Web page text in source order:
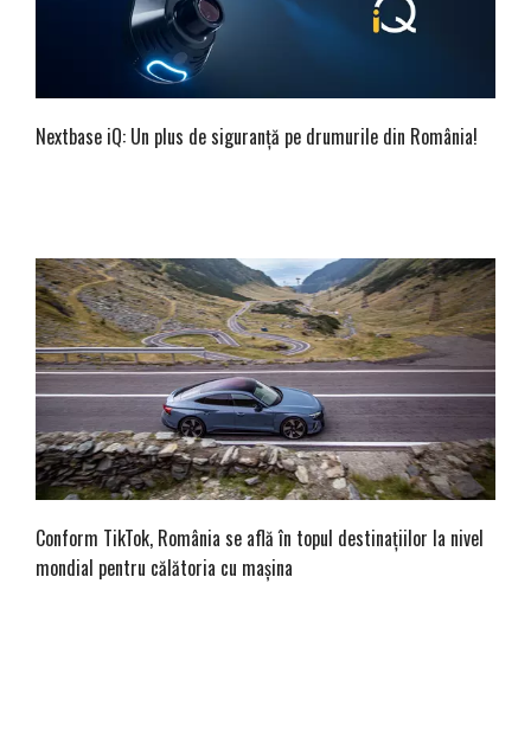
Nextbase iQ: Un plus de siguranță pe drumurile din România!
Conform TikTok, România se află în topul destinațiilor la nivel
mondial pentru călătoria cu mașina